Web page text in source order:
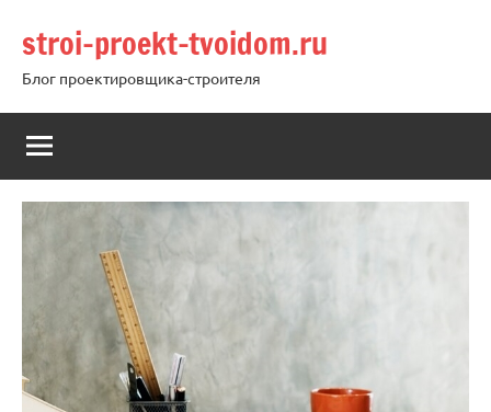
содержимому
stroi-proekt-tvoidom.ru
Блог проектировщика-строителя